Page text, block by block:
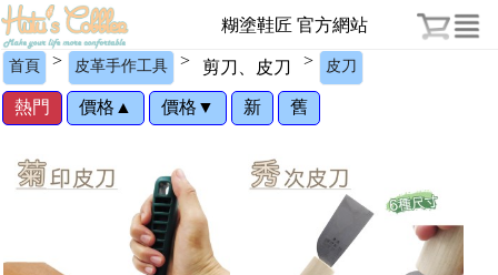
糊塗鞋匠 官方網站
首頁 > 皮革手作工具 > 剪刀、皮刀 > 皮刀
熱門 價格▲ 價格▼ 新 舊